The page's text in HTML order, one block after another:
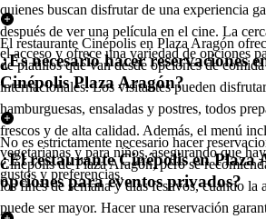
quienes buscan disfrutar de una experiencia
después de ver una película en el cine. La
el acceso y ofrece una variedad de opciones
El restaurante Cinépolis en Plaza Aragón
de platillos que van desde opciones de
internacionales. Los visitantes pueden
hamburguesas, ensaladas y postres, todos
frescos y de alta calidad. Además, el menú
vegetarianas y para niños, asegurando que
gustos y preferencias.
¿Es necesario hacer reservaciones
Cinépolis Plaza Aragón?
No es estrictamente necesario hacer
Cinépolis de Plaza Aragón, pero se
los fines de semana y días festivos, cuando la
puede ser mayor. Hacer una reservación
¿El restaurante Cinépolis en Plaza
opciones para eventos privados?